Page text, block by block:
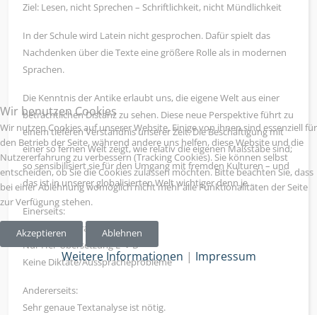
Ziel: Lesen, nicht Sprechen – Schriftlichkeit, nicht Mündlichkeit
In der Schule wird Latein nicht gesprochen. Dafür spielt das
Nachdenken über die Texte eine größere Rolle als in modernen
Sprachen.
Die Kenntnis der Antike erlaubt uns, die eigene Welt aus einer
beträchtlichen Distanz zu sehen. Diese neue Perspektive führt zu
einem tieferen Verständnis unserer Zeit. Die Beschäftigung mit
einer so fernen Welt zeigt, wie relativ die eigenen Maßstäbe sind;
so sensibilisiert sie für den Umgang mit fremden Kulturen – und
das ist in unserer globalisierten Welt wichtiger denn je...
Einerseits:
Unterrichtssprache ist Deutsch
Nur Her-Übersetzung L ➔ D
Keine Diktate/Ausspracheprobleme
Andererseits:
Sehr genaue Textanalyse ist nötig.
Wir benutzen Cookies
Wir nutzen Cookies auf unserer Website. Einige von ihnen sind essenziell für
den Betrieb der Seite, während andere uns helfen, diese Website und die
Nutzererfahrung zu verbessern (Tracking Cookies). Sie können selbst
entscheiden, ob Sie die Cookies zulassen möchten. Bitte beachten Sie, dass
bei einer Ablehnung womöglich nicht mehr alle Funktionalitäten der Seite
zur Verfügung stehen.
Akzeptieren Ablehnen
Weitere Informationen | Impressum